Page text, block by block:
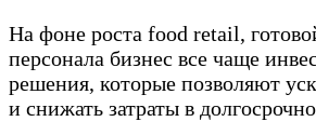
На фоне роста food retail,
персонала бизнес все чаще
решения, которые позволяют
и снижать затраты в